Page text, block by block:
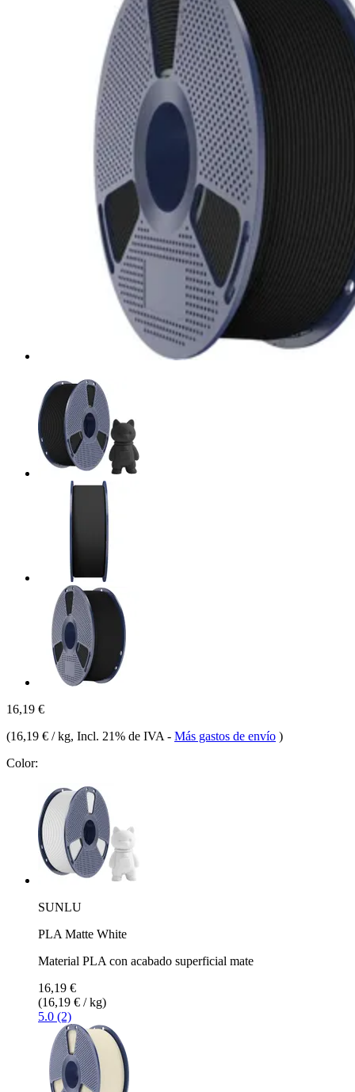
16,19 €
(16,19 € / kg, Incl. 21% de IVA - Más gastos de envío )
Color:
SUNLU
PLA Matte White
Material PLA con acabado superficial mate
16,19 €
(16,19 € / kg)
5.0 (2)